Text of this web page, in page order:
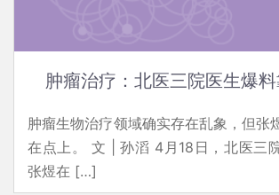
肿瘤治疗：北医三院医生爆料
肿瘤生物治疗领域确实存在乱象，但张
在点上。 文 | 孙滔 4月18日，北医三
张煜在 […]